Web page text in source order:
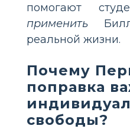
помогают
применить
реальной жизни.
Почему
поправка
свободы?